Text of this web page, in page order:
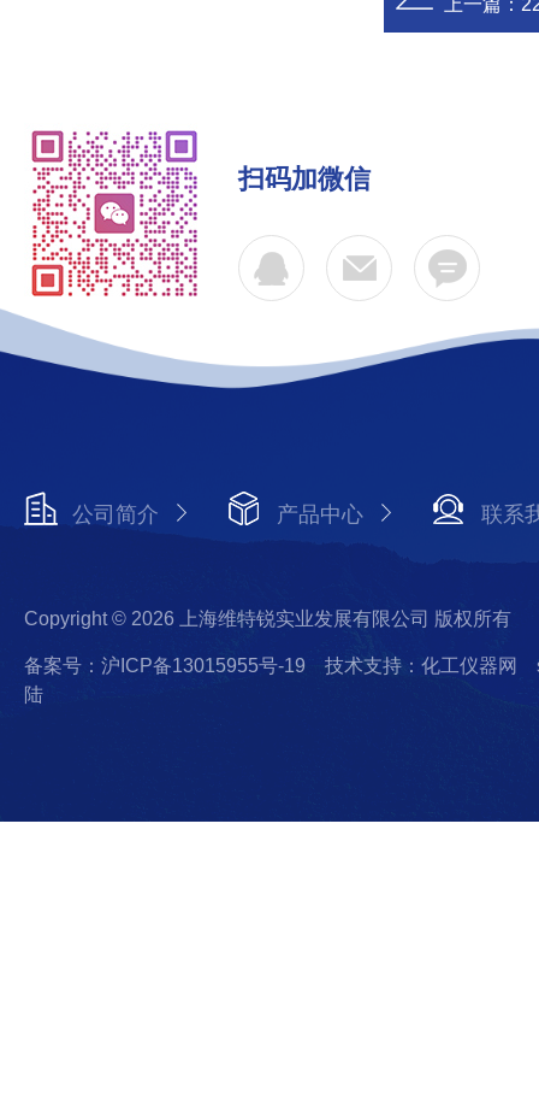
上一篇：
扫码加微信
公司简介 产品中心 联系
Copyright © 2026 上海维特锐实业发展有限公司 版权所有
备案号：沪ICP备13015955号-19 技术支持：化工仪器网
陆